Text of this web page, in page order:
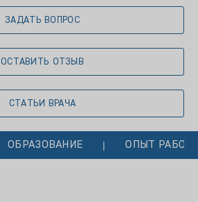
ЗАДАТЬ ВОПРОС
ОСТАВИТЬ ОТЗЫВ
СТАТЬИ ВРАЧА
ОБРАЗОВАНИЕ ОПЫТ